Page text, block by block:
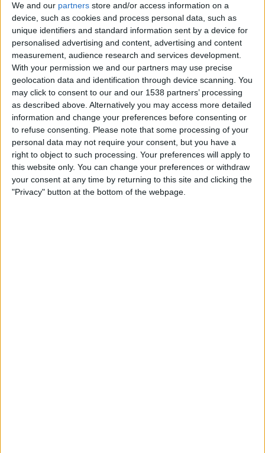
We and our partners store and/or access information on a
device, such as cookies and process personal data, such as
unique identifiers and standard information sent by a device for
personalised advertising and content, advertising and content
measurement, audience research and services development.
With your permission we and our partners may use precise
geolocation data and identification through device scanning. You
may click to consent to our and our 1538 partners’ processing
as described above. Alternatively you may access more detailed
information and change your preferences before consenting or
to refuse consenting. Please note that some processing of your
personal data may not require your consent, but you have a
right to object to such processing. Your preferences will apply to
this website only. You can change your preferences or withdraw
your consent at any time by returning to this site and clicking the
"Privacy" button at the bottom of the webpage.
La resurrecció de les nostres lletraferides
medievals
L'AVL rescata de l'oblit les escriptores de l'edat mitjana
PerMoisés Pérez
La temptació de la Renaixença
Els renaixentistes eren tan catalans com espanyols, se sentien
còmodes en Espanya
PerBlanca Garcia-Oliver
Substitució nacional
Quan la memòria democràtica s'oblida de la castellanització del
país
Raül Garay